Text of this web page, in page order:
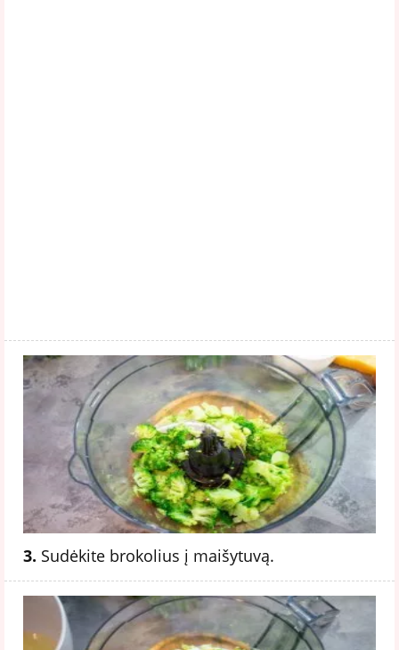
3. Sudėkite brokolius į maišytuvą.